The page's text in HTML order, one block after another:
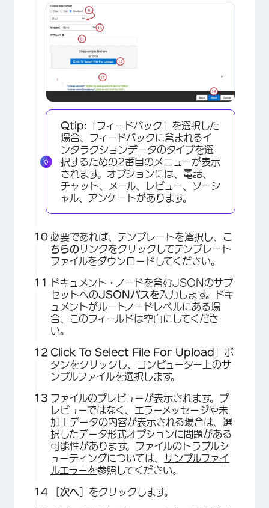
Qtip: 「フィードバック」を選択した
場合、フィードバックに含まれるイ
ンタラクションデータのタイプを選
択するための2番目のメニューが表示
されます。オプションには、電話、
チャット、メール、レビュー、ソーシ
ャル、アンケートがあります。
必要であれば、テンプレートを選択し、 こ
ちらのリンクをクリックしてテンプレート
ファイルをダウンロードしてください。
ドキュメント・ノードを含むJSONのサブ
セットへのJSONパスを入力します。ドキ
ュメントがルートノードレベルにある場
合、このフィールドは空白にしてくださ
い。
Click To Select File For Upload
」ボ
タンをクリックし、コンピューター上のサ
ンプルファイルを選択します。
ファイルのプレビューが表示されます。プ
レビューではなく、エラーメッセージや未
加工データの内容が表示される場合は、選
択したデータ形式オプションに問題がある
可能性があります。ファイルのトラブルシ
ューティングについては、 サンプルファイ
ルエラーを参照してください。
次へ ］をクリックします。